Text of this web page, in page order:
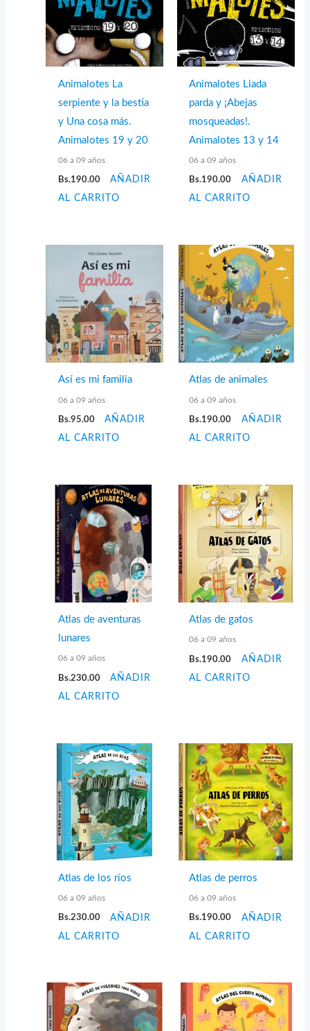
Animalotes La
serpiente y la bestia
y Una cosa más.
Animalotes 19 y 20
06 a 09 años
Bs.190.00
AÑADIR
AL CARRITO
Animalotes Liada
parda y ¡Abejas
mosqueadas!.
Animalotes 13 y 14
06 a 09 años
Bs.190.00
AÑADIR
AL CARRITO
Así es mi familia
06 a 09 años
Bs.95.00
AÑADIR
AL CARRITO
Atlas de animales
06 a 09 años
Bs.190.00
AÑADIR
AL CARRITO
Atlas de aventuras
lunares
06 a 09 años
Bs.230.00
AÑADIR
AL CARRITO
Atlas de gatos
06 a 09 años
Bs.190.00
AÑADIR
AL CARRITO
Atlas de los ríos
06 a 09 años
Bs.230.00
AÑADIR
AL CARRITO
Atlas de perros
06 a 09 años
Bs.190.00
AÑADIR
AL CARRITO